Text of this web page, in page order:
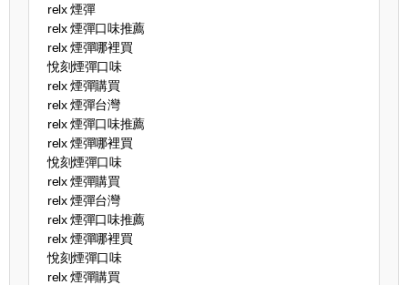
relx 煙彈
relx 煙彈口味推薦
relx 煙彈哪裡買
悅刻煙彈口味
relx 煙彈購買
relx 煙彈台灣
relx 煙彈口味推薦
relx 煙彈哪裡買
悅刻煙彈口味
relx 煙彈購買
relx 煙彈台灣
relx 煙彈口味推薦
relx 煙彈哪裡買
悅刻煙彈口味
relx 煙彈購買